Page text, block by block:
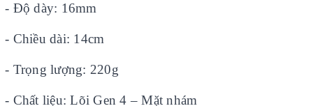
- Độ dày: 16mm
- Chiều dài: 14cm
- Trọng lượng: 220g
- Chất liệu: Lõi Gen 4 – Mặt nhám